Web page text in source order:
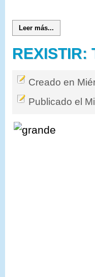
Leer más...
Creado en
Publicado el